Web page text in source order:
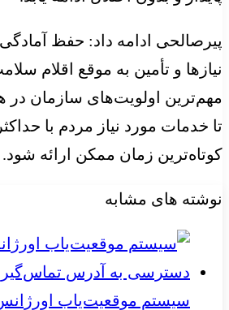
پیرصالحی ادامه داد: حفظ
نیازها و تأمین به موقع اقلام
مهم‌ترین اولویت‌های سازمان در
تا خدمات مورد نیاز مردم با
کوتاه‌ترین زمان ممکن ارائه شود.
نوشته های مشابه
سیستم موقعیت‌یاب